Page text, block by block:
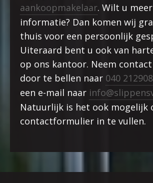
aankoopmakelaar. Wilt u meer
informatie? Dan komen wij
thuis voor een persoonlijk
Uiteraard bent u ook van
op ons kantoor. Neem
door te bellen naar 040
een e-mail naar
Natuurlijk is het ook mogelijk
contactformulier in te vullen.